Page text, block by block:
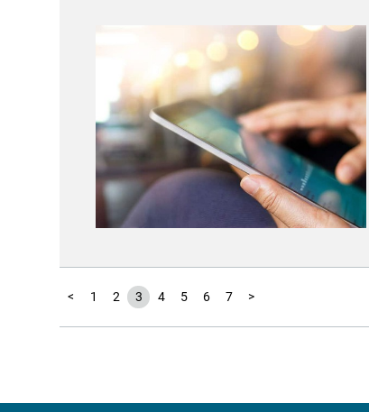
< 1 2 3 4 5 6 7 >